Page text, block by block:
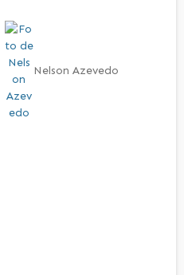
Nelson Azevedo